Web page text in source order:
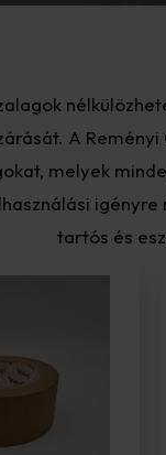
A
melyek
tartós és